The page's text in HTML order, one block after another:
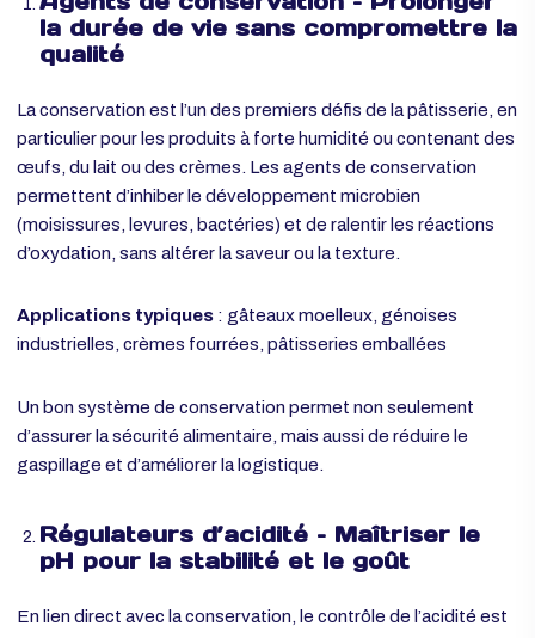
fonction technologique.
la durée de vie sans compromettre
qualité
La conservation est l’un des premiers défis de la pâtisserie,
particulier pour les produits à forte humidité ou contenant
œufs, du lait ou des crèmes. Les agents de conservation
(moisissures, levures, bactéries) et de ralentir les réactions
d’oxydation, sans altérer la saveur ou la texture.
Applications typiques : gâteaux moelleux, génoises
industrielles, crèmes fourrées, pâtisseries emballées
Un bon système de conservation permet non seulement
d’assurer la sécurité alimentaire, mais aussi de